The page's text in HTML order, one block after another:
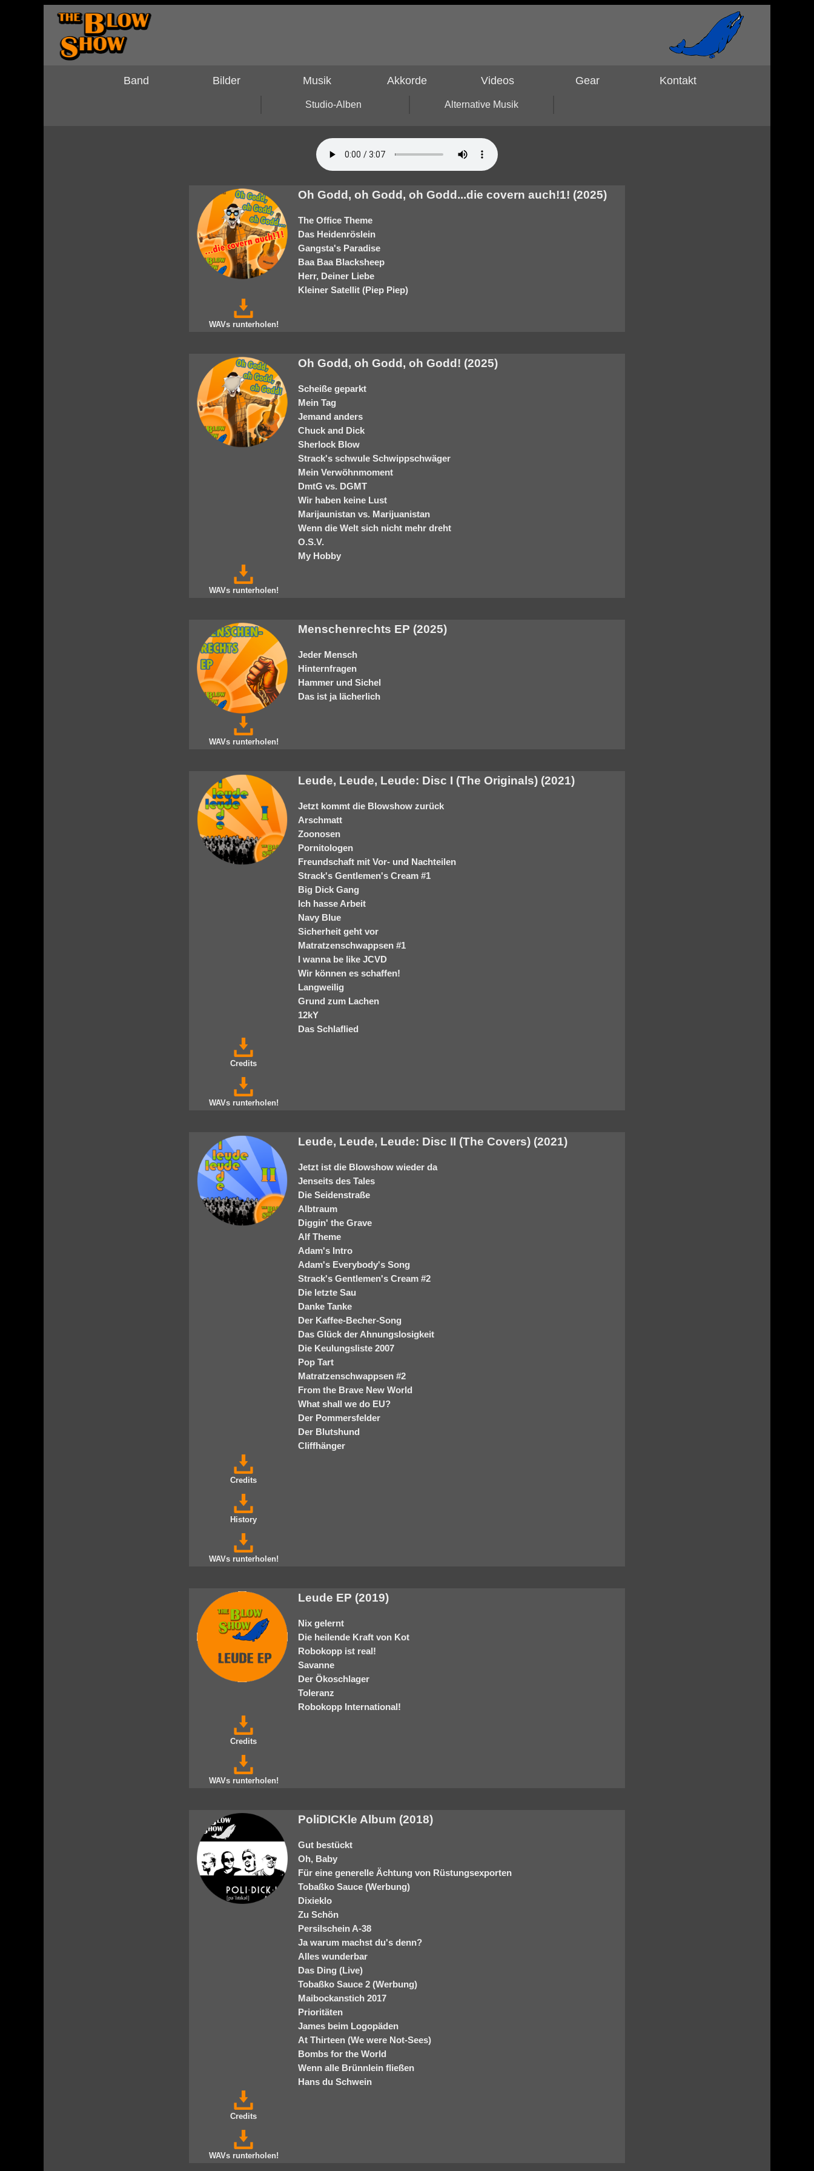
Band Bilder Musik Akkorde Videos Gear Kontakt
Studio-Alben Alternative Musik
Oh Godd, oh Godd, oh Godd...die covern auch!1! (2025)
The Office Theme
Das Heidenröslein
Gangsta's Paradise
Baa Baa Blacksheep
Herr, Deiner Liebe
Kleiner Satellit (Piep Piep)
WAVs runterholen!
Oh Godd, oh Godd, oh Godd! (2025)
Scheiße geparkt
Mein Tag
Jemand anders
Chuck and Dick
Sherlock Blow
Strack's schwule Schwippschwäger
Mein Verwöhnmoment
DmtG vs. DGMT
Wir haben keine Lust
Marijaunistan vs. Marijuanistan
Wenn die Welt sich nicht mehr dreht
O.S.V.
My Hobby
WAVs runterholen!
Menschenrechts EP (2025)
Jeder Mensch
Hinternfragen
Hammer und Sichel
Das ist ja lächerlich
WAVs runterholen!
Leude, Leude, Leude: Disc I (The Originals) (2021)
Jetzt kommt die Blowshow zurück
Arschmatt
Zoonosen
Pornitologen
Freundschaft mit Vor- und Nachteilen
Strack's Gentlemen's Cream #1
Big Dick Gang
Ich hasse Arbeit
Navy Blue
Sicherheit geht vor
Matratzenschwappsen #1
I wanna be like JCVD
Wir können es schaffen!
Langweilig
Grund zum Lachen
12kY
Das Schlaflied
Credits
WAVs runterholen!
Leude, Leude, Leude: Disc II (The Covers) (2021)
Jetzt ist die Blowshow wieder da
Jenseits des Tales
Die Seidenstraße
Albtraum
Diggin' the Grave
Alf Theme
Adam's Intro
Adam's Everybody's Song
Strack's Gentlemen's Cream #2
Die letzte Sau
Danke Tanke
Der Kaffee-Becher-Song
Das Glück der Ahnungslosigkeit
Die Keulungsliste 2007
Pop Tart
Matratzenschwappsen #2
From the Brave New World
What shall we do EU?
Der Pommersfelder
Der Blutshund
Cliffhänger
Credits
History
WAVs runterholen!
Leude EP (2019)
Nix gelernt
Die heilende Kraft von Kot
Robokopp ist real!
Savanne
Der Ökoschlager
Toleranz
Robokopp International!
Credits
WAVs runterholen!
PoliDICKle Album (2018)
Gut bestückt
Oh, Baby
Für eine generelle Ächtung von Rüstungsexporten
Tobaßko Sauce (Werbung)
Dixieklo
Zu Schön
Persilschein A-38
Ja warum machst du's denn?
Alles wunderbar
Das Ding (Live)
Tobaßko Sauce 2 (Werbung)
Maibockanstich 2017
Prioritäten
James beim Logopäden
At Thirteen (We were Not-Sees)
Bombs for the World
Wenn alle Brünnlein fließen
Hans du Schwein
Credits
WAVs runterholen!